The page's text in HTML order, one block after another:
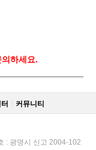
하세요.
커뮤니티
: 광명시 신고 2004-102